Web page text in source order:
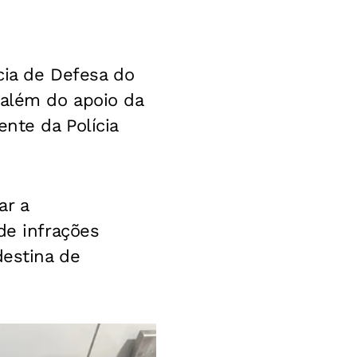
de Defesa do
do apoio da
da Polícia
a
infrações
de